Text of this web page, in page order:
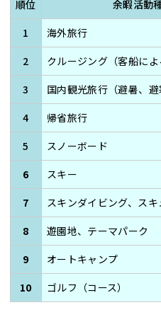
順位 余暇活動
1
海外旅行
2
クルージング（客船によ
3
国内観光旅行（避暑、避
4
帰省旅行
5
スノーボード
6
スキー
7
スキンダイビング、ス
8
遊園地、テーマパーク
9
オートキャンプ
10
ゴルフ（コース）